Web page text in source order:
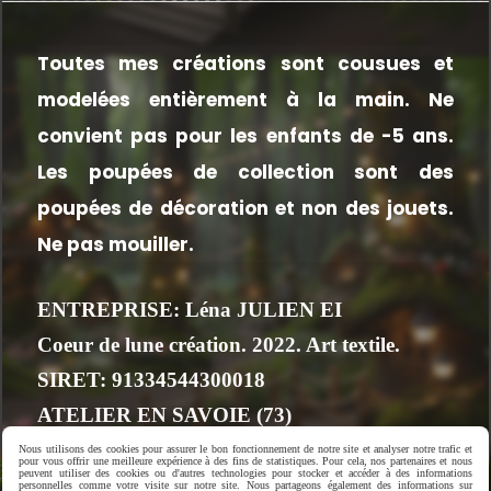
Toutes mes créations sont cousues et
modelées entièrement à la main. Ne
convient pas pour les enfants de -5 ans.
Les poupées de collection sont des
poupées de décoration et non des jouets.
Ne pas mouiller.
ENTREPRISE: Léna JULIEN EI
Coeur de lune création. 2022. Art textile.
SIRET: 91334544300018
ATELIER EN SAVOIE (73)
FRANCE
Nous utilisons des cookies pour assurer le bon fonctionnement de notre site et analyser notre trafic et
pour vous offrir une meilleure expérience à des fins de statistiques. Pour cela, nos partenaires et nous
peuvent utiliser des cookies ou d'autres technologies pour stocker et accéder à des informations
personnelles comme votre visite sur notre site. Nous partageons également des informations sur